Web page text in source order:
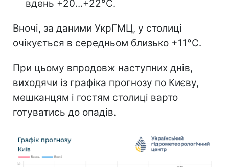
вдень +20...+22°С.
Вночі, за даними УкрГМЦ, у столиці
очікується в середньом близько +11°С.
При цьому впродовж наступних днів,
виходячи із графіка прогнозу по Києву,
мешканцям і гостям столиці варто
готуватись до опадів.